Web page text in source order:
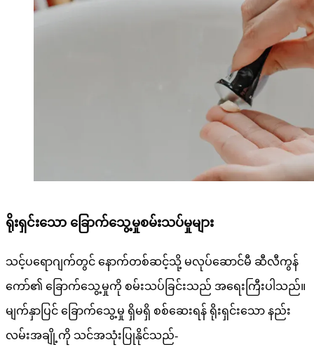
ရိုးရှင်းသော ခြောက်သွေ့မှုစမ်းသပ်မှုများ
သင့်ပရောဂျက်တွင် နောက်တစ်ဆင့်သို့ မလုပ်ဆောင်မီ ဆီလီကွန်
ကော်၏ ခြောက်သွေ့မှုကို စမ်းသပ်ခြင်းသည် အရေးကြီးပါသည်။
မျက်နှာပြင် ခြောက်သွေ့မှု ရှိမရှိ စစ်ဆေးရန် ရိုးရှင်းသော နည်း
လမ်းအချို့ကို သင်အသုံးပြုနိုင်သည်-